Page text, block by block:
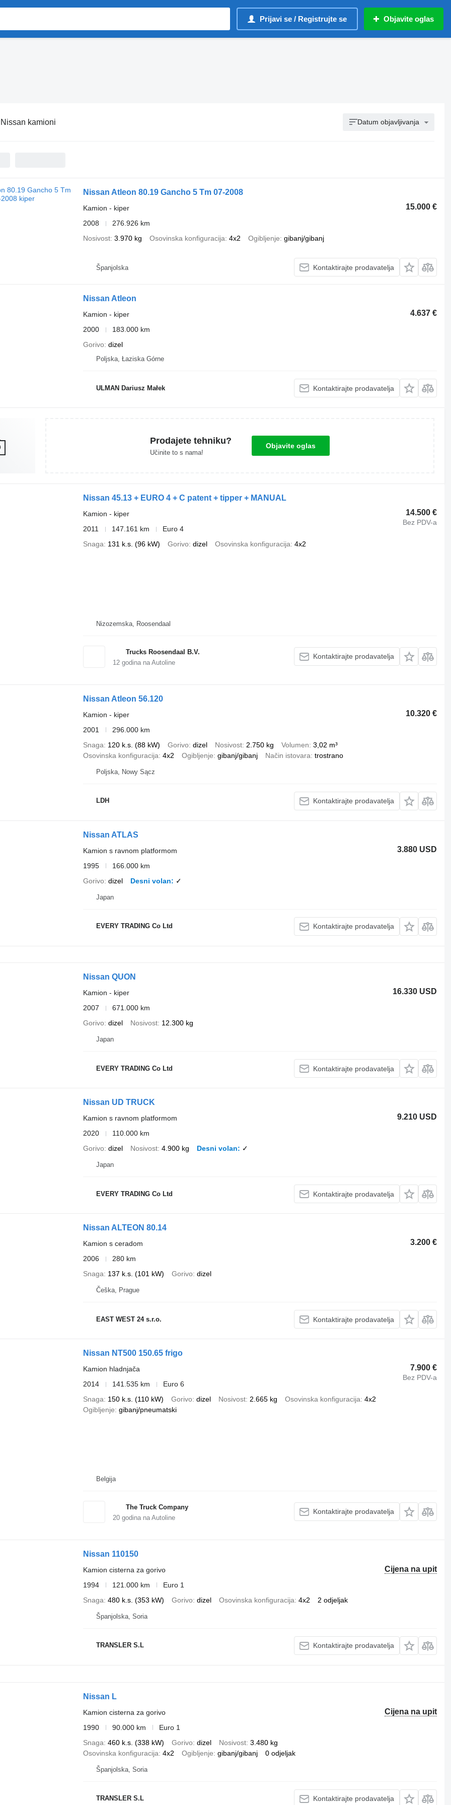
Prijavi se / Registrujte se Objavite oglas
Nissan kamioni Datum objavljivanja
Nissan Atleon 80.19 Gancho 5 Tm 07-2008
15.000 €
Kamion - kiper
2008
276.926 km
Nosivost 3.970 kg Osovinska konfiguracija 4x2 Ogibljenje gibanj/gibanj
Španjolska Kontaktirajte prodavatelja
Nissan Atleon
4.637 €
Kamion - kiper
2000
183.000 km
Gorivo dizel
Poljska, Łaziska Górne
ULMAN Dariusz Małek Kontaktirajte prodavatelja
Prodajete tehniku?
Učinite to s nama!
Objavite oglas
Nissan 45.13 + EURO 4 + C patent + tipper + MANUAL
14.500 €
Bez PDV-a
Kamion - kiper
2011
147.161 km
Euro 4
Snaga
131 k.s. (96 kW) Gorivo dizel Osovinska konfiguracija 4x2
Nizozemska, Roosendaal
Trucks Roosendaal B.V.
12godina na Autoline
Kontaktirajte prodavatelja
Nissan Atleon 56.120
10.320 €
Kamion - kiper
2001
296.000 km
Snaga
120 k.s. (88 kW) Gorivo dizel Nosivost 2.750 kg Volumen 3,02 m³
Osovinska konfiguracija 4x2 Ogibljenje gibanj/gibanj Način istovara trostrano
Poljska, Nowy Sącz
LDH Kontaktirajte prodavatelja
Nissan ATLAS
3.880 USD
Kamion s ravnom platformom
1995
166.000 km
Gorivo dizel Desni volan ✓
Japan
EVERY TRADING Co Ltd Kontaktirajte prodavatelja
Nissan QUON
16.330 USD
Kamion - kiper
2007
671.000 km
Gorivo dizel Nosivost 12.300 kg
Japan
EVERY TRADING Co Ltd Kontaktirajte prodavatelja
Nissan UD TRUCK
9.210 USD
Kamion s ravnom platformom
2020
110.000 km
Gorivo dizel Nosivost 4.900 kg Desni volan ✓
Japan
EVERY TRADING Co Ltd Kontaktirajte prodavatelja
Nissan ALTEON 80.14
3.200 €
Kamion s ceradom
2006
280 km
Snaga 137 k.s. (101 kW) Gorivo dizel
Češka, Prague
EAST WEST 24 s.r.o. Kontaktirajte prodavatelja
Nissan NT500 150.65 frigo
7.900 €
Bez PDV-a
Kamion hladnjača
2014
141.535 km
Euro 6
Snaga 150 k.s. (110 kW) Gorivo dizel Nosivost 2.665 kg Osovinska konfiguracija 4x2
Ogibljenje gibanj/pneumatski
Belgija
The Truck Company
20godina na Autoline
Kontaktirajte prodavatelja
Nissan 110150
Cijena na upit
Kamion cisterna za gorivo
1994
121.000 km
Euro 1
Snaga 480 k.s. (353 kW) Gorivo dizel Osovinska konfiguracija 4x2 2 odjeljak
Španjolska, Soria
TRANSLER S.L Kontaktirajte prodavatelja
Nissan L
Cijena na upit
Kamion cisterna za gorivo
1990
90.000 km
Euro 1
Snaga 460 k.s. (338 kW) Gorivo dizel Nosivost 3.480 kg
Osovinska konfiguracija 4x2 Ogibljenje gibanj/gibanj 0 odjeljak
Španjolska, Soria
TRANSLER S.L Kontaktirajte prodavatelja